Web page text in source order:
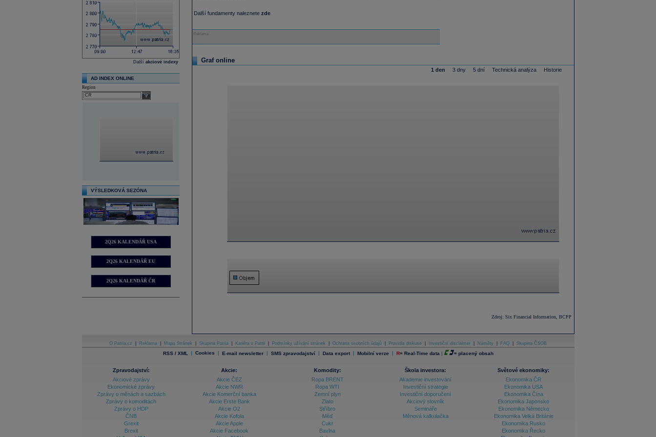
Další akciové indexy
AD INDEX ONLINE
Region
select
VÝSLEDKOVÁ SEZÓNA
2Q26 KALENDÁŘ USA
2Q26 KALENDÁŘ EU
2Q26 KALENDÁŘ ČR
Další fundamenty naleznete zde.
Reklama
Graf online
1 den 3 dny 5 dní Technická analýza Historie
Zdroj: Six Financial Information, BCPP
O Patria.cz Reklama Mapa Stránek Skupina Patria Kariéra v Patrii Podmínky užívání stránek Ochrana osobních údajů Pravidla diskuse Investiční disclaimer Náměty FAQ Skupina ČSOB
RSS / XML | Cookies | E-mail newsletter | SMS zpravodajství | Data export | Mobilní verze | R= Real-Time data | = placený obsah
Zpravodajství:
Akciové zprávy
Ekonomické zprávy
Zprávy o měnách a sazbách
Zprávy o komoditách
Zprávy o HDP
ČNB
Grexit
Brexit
Akcie:
Akcie ČEZ
Akcie NWR
Akcie Komerční banka
Akcie Erste Bank
Akcie O2
Akcie Kofola
Akcie Apple
Akcie Facebook
Komodity:
Ropa BRENT
Ropa WTI
Zemní plyn
Zlato
Stříbro
Měď
Cukr
Bavlna
Škola investora:
Akademie investování
Investiční strategie
Investiční doporučení
Akciový slovník
Semináře
Měnová kalkulačka
Světové ekonomiky:
Ekonomika ČR
Ekonomika USA
Ekonomika Čína
Ekonomika Japonsko
Ekonomika Německo
Ekonomika Velká Británie
Ekonomika Rusko
Ekonomika Řecko